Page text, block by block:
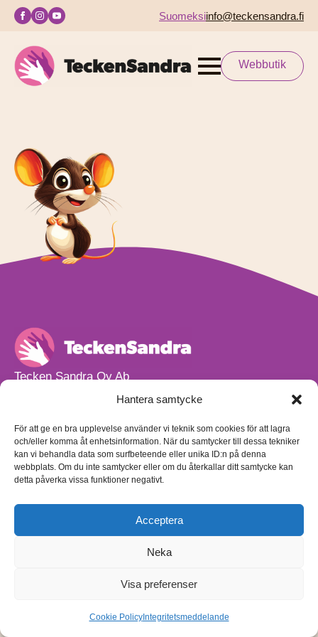
Hantera samtycke
För att ge en bra upplevelse använder vi teknik som cookies för att lagra
och/eller komma åt enhetsinformation. När du samtycker till dessa tekniker
kan vi behandla data som surfbeteende eller unika ID:n på denna
webbplats. Om du inte samtycker eller om du återkallar ditt samtycke kan
detta påverka vissa funktioner negativt.
Acceptera
Neka
Visa preferenser
Cookie PolicyIntegritetsmeddelande
Suomeksiinfo@teckensandra.fi
Webbutik
Tecken Sandra Oy Ab
info@teckensandra.fi
Vårt verksamhetsutrymme HÖRNAN ligger i Sibbo.
Torpvägen 9 B 13,
01150 Söderkulla
Beställnings- och leveransvillkor
Sekretesspolicy
(på finska)